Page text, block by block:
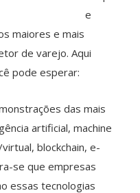
e
maiores e mais
de varejo. Aqui
pode esperar:
das mais
artificial, machine
blockchain, e-
se que empresas
essas tecnologias